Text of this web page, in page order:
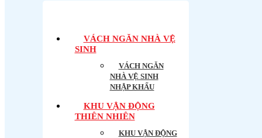
VÁCH NGĂN NHÀ VỆ
SINH
VÁCH NGĂN
NHÀ VỆ SINH
NHẬP KHẨU
KHU VẬN ĐỘNG
THIÊN NHIÊN
KHU VẬN ĐỘNG